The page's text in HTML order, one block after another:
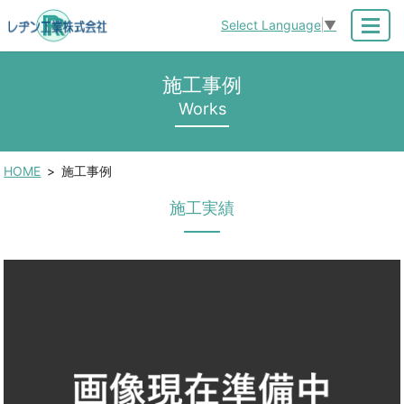
Select Language ▼
MENU
施工事例
Works
HOME 施工事例
施工実績